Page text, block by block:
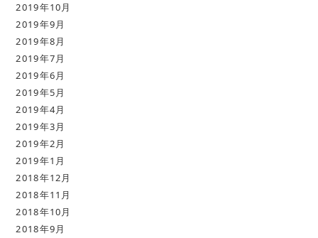
2019年10月
2019年9月
2019年8月
2019年7月
2019年6月
2019年5月
2019年4月
2019年3月
2019年2月
2019年1月
2018年12月
2018年11月
2018年10月
2018年9月